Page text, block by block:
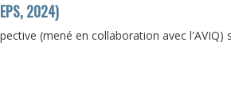
2024)
(mené en collaboration avec